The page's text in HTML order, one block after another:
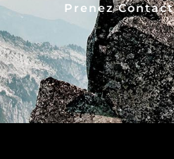
Prenez